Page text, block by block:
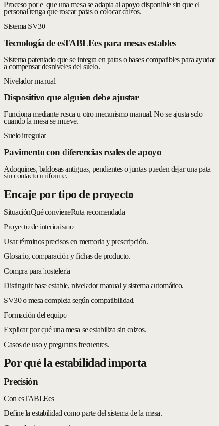
Proceso por el que una mesa se adapta al apoyo disponible sin que el
personal tenga que roscar patas o colocar calzos.
Sistema SV30
Tecnología de esTABLEes para mesas estables
Sistema patentado que se integra en patas o bases compatibles para ayudar
a compensar desniveles del suelo.
Nivelador manual
Dispositivo que alguien debe ajustar
Funciona mediante rosca u otro mecanismo manual. No se ajusta solo
cuando la mesa se mueve.
Suelo irregular
Pavimento con diferencias reales de apoyo
Adoquines, baldosas antiguas, pendientes o juntas pueden dejar una pata
sin contacto uniforme.
Encaje por tipo de proyecto
SituaciónQué convieneRuta recomendada
Proyecto de interiorismo
Usar términos precisos en memoria y prescripción.
Glosario, comparación y fichas de producto.
Compra para hostelería
Distinguir base estable, nivelador manual y sistema automático.
SV30 o mesa completa según compatibilidad.
Formación del equipo
Explicar por qué una mesa se estabiliza sin calzos.
Casos de uso y preguntas frecuentes.
Por qué la estabilidad importa
Precisión
Con esTABLEes
Define la estabilidad como parte del sistema de la mesa.